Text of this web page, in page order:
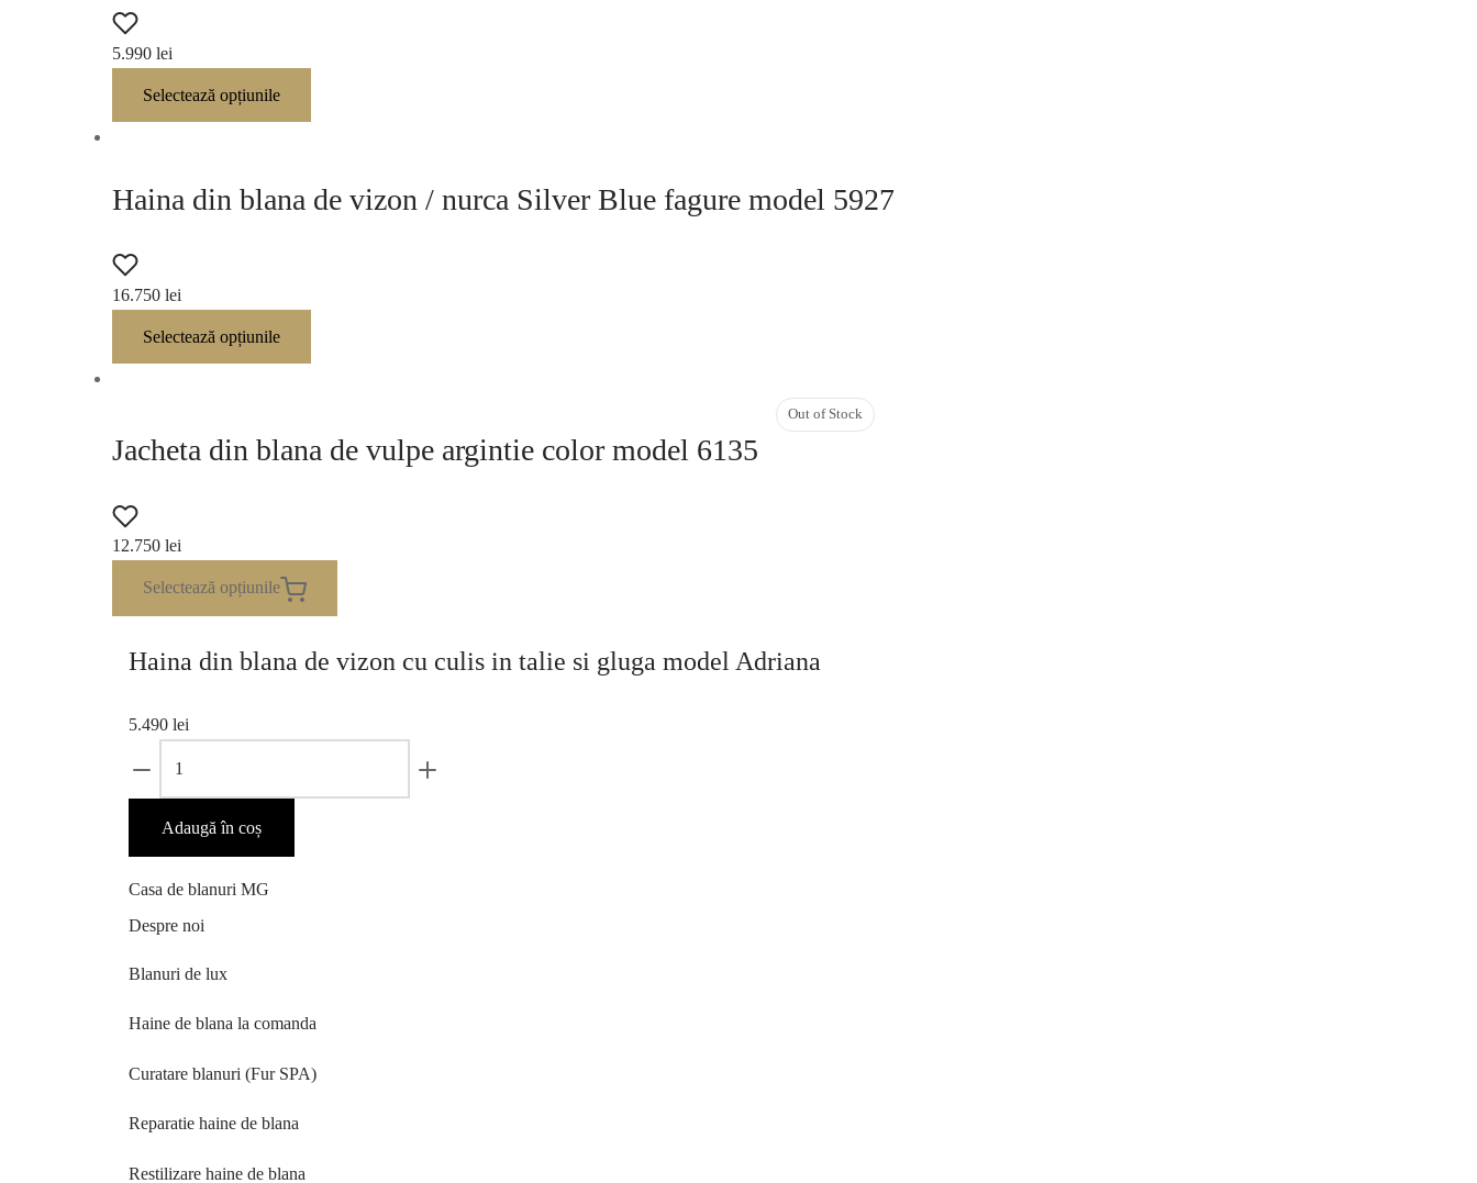
5.990 lei
Selectează opțiunile
Haina din blana de vizon / nurca Silver Blue fagure model 5927
16.750 lei
Selectează opțiunile
Out of Stock
Jacheta din blana de vulpe argintie color model 6135
12.750 lei
Selectează opțiunile
Haina din blana de vizon cu culis in talie si gluga model Adriana
5.490 lei
Adaugă în coș
Casa de blanuri MG
Despre noi
Blanuri de lux
Haine de blana la comanda
Curatare blanuri (Fur SPA)
Reparatie haine de blana
Restilizare haine de blana